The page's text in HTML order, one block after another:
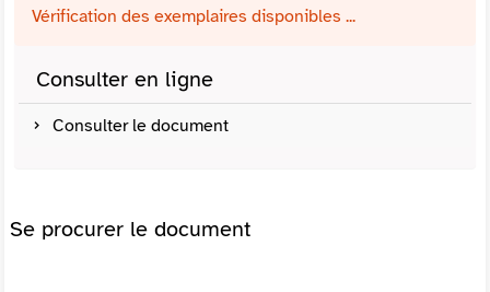
Vérification des exemplaires disponibles ...
Consulter en ligne
Consulter le document
Se procurer le document